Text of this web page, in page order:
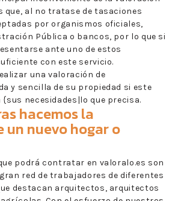
que, al no tratase de tasaciones
por organismos oficiales,
Pública o bancos, por lo que si
ante uno de estos
con este servicio.
una valoración de
y sencilla de su propiedad si este
{sus necesidades|lo que precisa.
hacemos la
un nuevo hogar o
podrá contratar en valoralo.es son
red de trabajadores de diferentes
destacan arquitectos, arquitectos